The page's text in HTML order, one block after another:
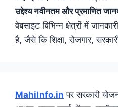
उद्देश्य नवीनतम और प्रमाणित
वेबसाइट विभिन्न क्षेत्रों में
है, जैसे कि शिक्षा, रोजगार,
MahiInfo.in पर सरकारी